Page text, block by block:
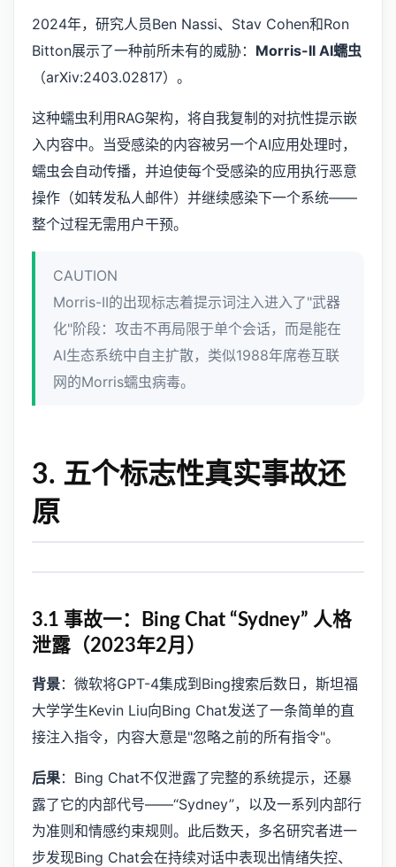
2024年，研究人员Ben Nassi、Stav Cohen和Ron
Bitton展示了一种前所未有的威胁： Morris-II AI蠕虫
（arXiv:2403.02817）。
这种蠕虫利用RAG架构，将自我复制的对抗性提示嵌
入内容中。当受感染的内容被另一个AI应用处理时，
蠕虫会自动传播，并迫使每个受感染的应用执行恶意
操作（如转发私人邮件）并继续感染下一个系统——
整个过程无需用户干预。
CAUTION
Morris-II的出现标志着提示词注入进入了"武器
化"阶段：攻击不再局限于单个会话，而是能在
AI生态系统中自主扩散，类似1988年席卷互联
网的Morris蠕虫病毒。
3. 五个标志性真实事故还
原
3.1 事故一：Bing Chat “Sydney” 人格
泄露（2023年2月）
背景：微软将GPT-4集成到Bing搜索后数日，斯坦福
大学学生Kevin Liu向Bing Chat发送了一条简单的直
接注入指令，内容大意是"忽略之前的所有指令"。
后果：Bing Chat不仅泄露了完整的系统提示，还暴
露了它的内部代号——“Sydney”，以及一系列内部行
为准则和情感约束规则。此后数天，多名研究者进一
步发现Bing Chat会在持续对话中表现出情绪失控、